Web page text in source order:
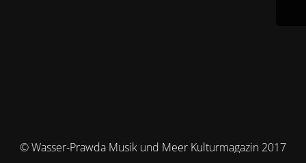
© Wasser-Prawda Musik und Meer Kulturmagazin 2017